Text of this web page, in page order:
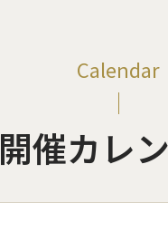
Calendar
開催カレ